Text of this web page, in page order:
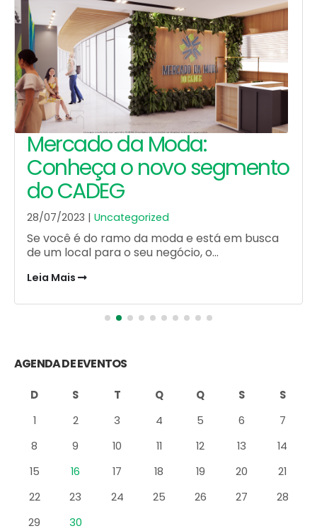
Mercado da Moda:
Conheça o novo segmento
do CADEG
28/07/2023 | Uncategorized
Se você é do ramo da moda e está em busca
de um local para o seu negócio, o...
Leia Mais
AGENDA DE EVENTOS
D S T Q Q S
S
1
2 3 4 5 6
7
8
9 10 11 12 13
14
15
16 17 18 19 20
21
22
23 24 25 26 27
28
29
30